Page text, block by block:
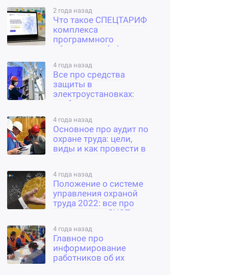
2 года назад
Что такое СПЕЦТАРИФ
комплекса
программного
обеспечения help-sot.ru
4 года назад
Все про средства
защиты в
электроустановках:
требования,
4 года назад
Основное про аудит по
охране труда: цели,
виды и как провести в
4 года назад
Положение о системе
управления охраной
труда 2022: все про
составление СУОТ по
4 года назад
Главное про
информирование
работников об их